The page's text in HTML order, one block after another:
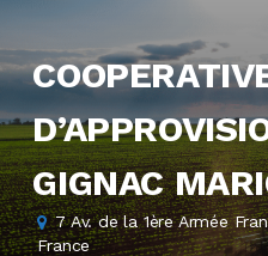
GIGNAC
7 Av. de la 1ère Armée
France